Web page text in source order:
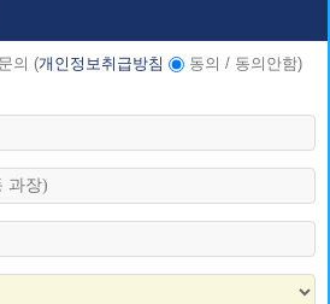
의 (개인정보취급방침 동의 / 동의안함)